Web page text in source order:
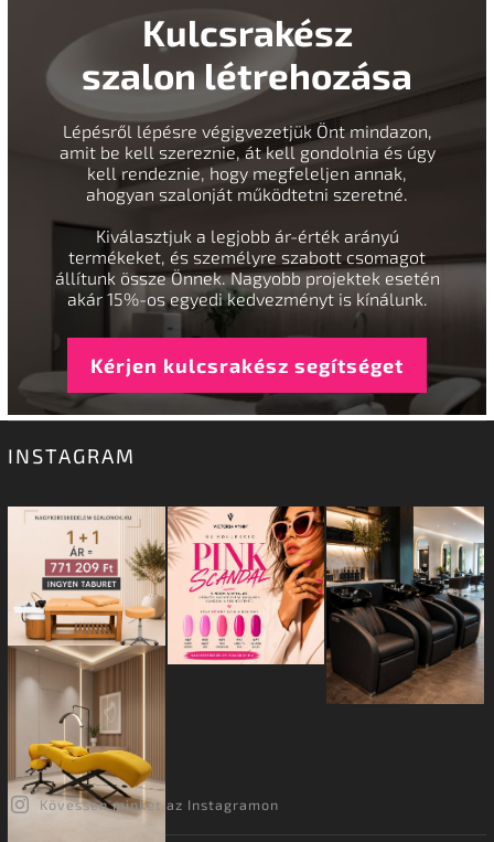
Kulcsrakész
szalon létrehozása
Lépésről lépésre végigvezetjük Önt mindazon,
amit be kell szereznie, át kell gondolnia és úgy
kell rendeznie, hogy megfeleljen annak,
ahogyan szalonját működtetni szeretné.
Kiválasztjuk a legjobb ár-érték arányú
termékeket, és személyre szabott csomagot
állítunk össze Önnek. Nagyobb projektek esetén
akár 15%-os egyedi kedvezményt is kínálunk.
Kérjen kulcsrakész segítséget
INSTAGRAM
Kövessen minket az Instagramon